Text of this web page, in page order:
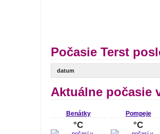
Počasie Terst
datum
Aktuálne počasie
Benátky
°C
Pompeje
°C